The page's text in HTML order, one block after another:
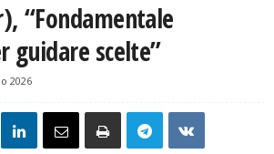
“Fondamentale
guidare scelte”
2026